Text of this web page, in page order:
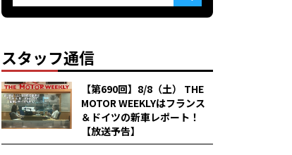
スタッフ通信
【第690回】8/8（土） THE
MOTOR WEEKLYはフランス
＆ドイツの新車レポート！
【放送予告】